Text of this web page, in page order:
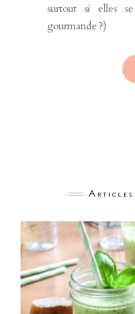
surtout si elles
gourmande ?)
Articles